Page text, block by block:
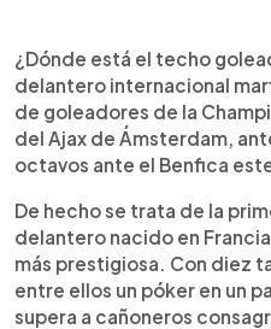
► Escuchar artículo
¿Dónde está el techo
delantero internacional
de goleadores de la
del Ajax de Ámsterdam,
octavos ante el Benfica
De hecho se trata de la
delantero nacido en
más prestigiosa. Con diez
entre ellos un póker en un
supera a cañoneros